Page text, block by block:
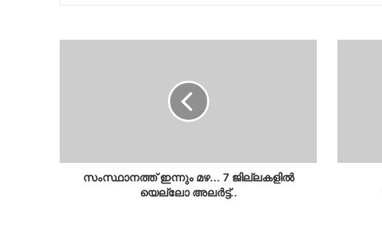
സംസ്ഥാനത്ത് ഇന്നും മഴ... 7 ജില്ലകളിൽ
യെല്ലോ അല‍ർട്ട്..